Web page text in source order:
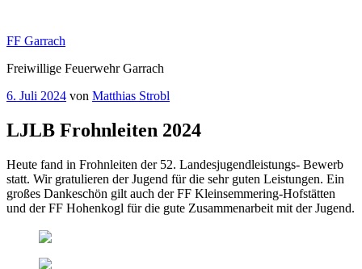
springen
FF Garrach
Freiwillige Feuerwehr Garrach
Veröffentlicht
6. Juli 2024 von Matthias Strobl
LJLB Frohnleiten 2024
Heute fand in Frohnleiten der 52. Landesjugendleistungs- Bewerb
statt. Wir gratulieren der Jugend für die sehr guten Leistungen. Ein
großes Dankeschön gilt auch der FF Kleinsemmering-Hofstätten
und der FF Hohenkogl für die gute Zusammenarbeit mit der Jugend.